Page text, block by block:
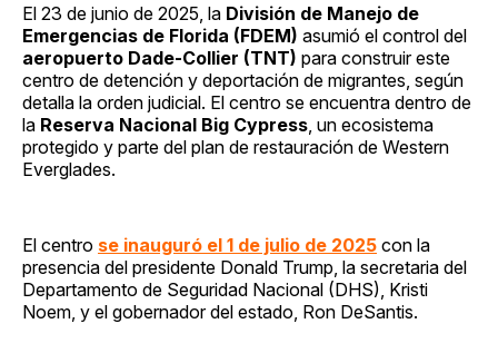
El 23 de junio de 2025, la División de Manejo de
Emergencias de Florida (FDEM) asumió el control del
aeropuerto Dade-Collier (TNT) para construir este
centro de detención y deportación de migrantes, según
detalla la orden judicial. El centro se encuentra dentro de
la Reserva Nacional Big Cypress , un ecosistema
protegido y parte del plan de restauración de Western
Everglades.
El centro se inauguró el 1 de julio de 2025 con la
presencia del presidente Donald Trump, la secretaria del
Departamento de Seguridad Nacional (DHS), Kristi
Noem, y el gobernador del estado, Ron DeSantis.